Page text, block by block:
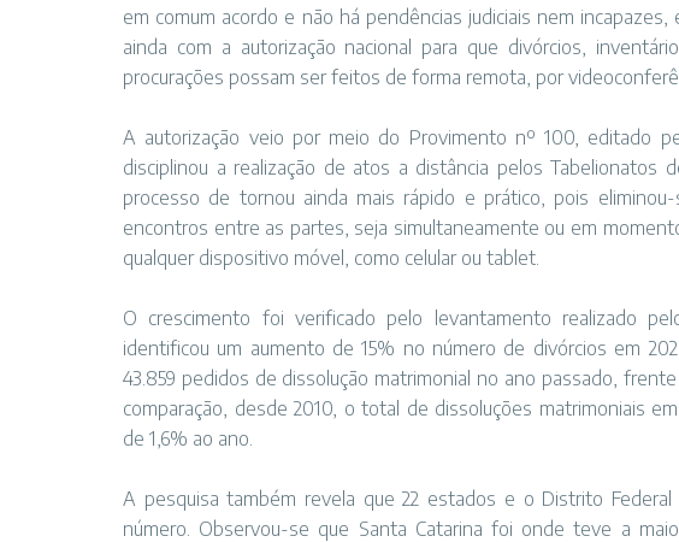
em comum acordo e não há pendências judiciais nem
ainda com a autorização nacional para que divórcios,
procurações possam ser feitos de forma remota, por
A autorização veio por meio do Provimento nº 100, editado
disciplinou a realização de atos a distância pelos
processo de tornou ainda mais rápido e prático, pois
encontros entre as partes, seja simultaneamente ou em
qualquer dispositivo móvel, como celular ou tablet.
O crescimento foi verificado pelo levantamento realizado
identificou um aumento de 15% no número de divórcios em
43.859 pedidos de dissolução matrimonial no ano passado,
comparação, desde 2010, o total de dissoluções matrimoniais
de 1,6% ao ano.
A pesquisa também revela que 22 estados e o Distrito
número. Observou-se que Santa Catarina foi onde teve a